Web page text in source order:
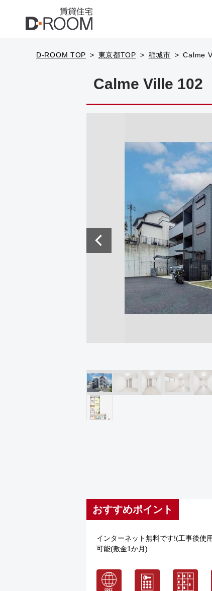
D-ROOM TOP 東京都TOP 稲城市 Calme
Calme Ville 102
おすすめポイント
インターネット無料です!(工事後使
可能(敷金1か月)